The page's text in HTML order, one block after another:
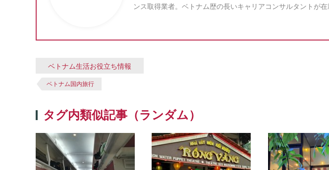
ンス取得業者。ベトナム歴の長いキャリアコンサルタントが在
ベトナム生活お役立ち情報
ベトナム国内旅行
タグ内類似記事（ランダム）